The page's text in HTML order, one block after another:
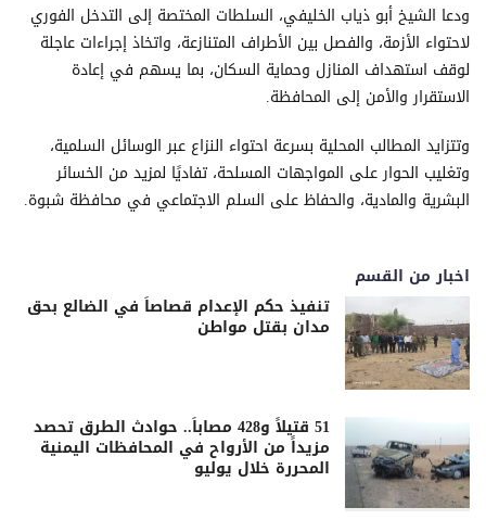
ودعا الشيخ أبو ذياب الخليفي، السلطات المختصة إلى التدخل الفوري
لاحتواء الأزمة، والفصل بين الأطراف المتنازعة، واتخاذ إجراءات عاجلة
لوقف استهداف المنازل وحماية السكان، بما يسهم في إعادة
الاستقرار والأمن إلى المحافظة.
وتتزايد المطالب المحلية بسرعة احتواء النزاع عبر الوسائل السلمية،
وتغليب الحوار على المواجهات المسلحة، تفاديًا لمزيد من الخسائر
البشرية والمادية، والحفاظ على السلم الاجتماعي في محافظة شبوة.
اخبار من القسم
تنفيذ حكم الإعدام قصاصاً في الضالع بحق
مدان بقتل مواطن
51 قتيلاً و428 مصاباً.. حوادث الطرق تحصد
مزيداً من الأرواح في المحافظات اليمنية
المحررة خلال يوليو